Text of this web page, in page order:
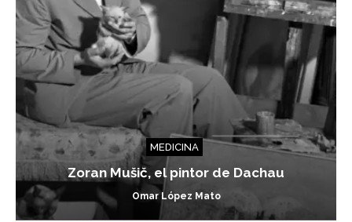
MEDICINA
Zoran Mušič, el pintor de Dachau
Omar López Mato